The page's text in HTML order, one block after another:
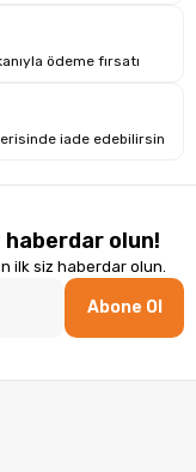
minimum alan
ödeme fırsatı
iade edebilirsin
haberdar olun!
ilk siz haberdar olun.
Abone Ol